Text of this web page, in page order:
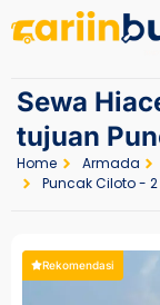
Sewa
tujuan
Home Armada
Puncak Ciloto - 2
Rekomendasi